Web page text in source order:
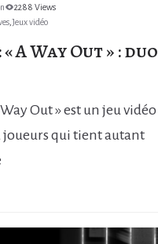
2288 Views
Jeux vidéo
A Way Out » : duo
Out » est un jeu vidéo
qui tient autant